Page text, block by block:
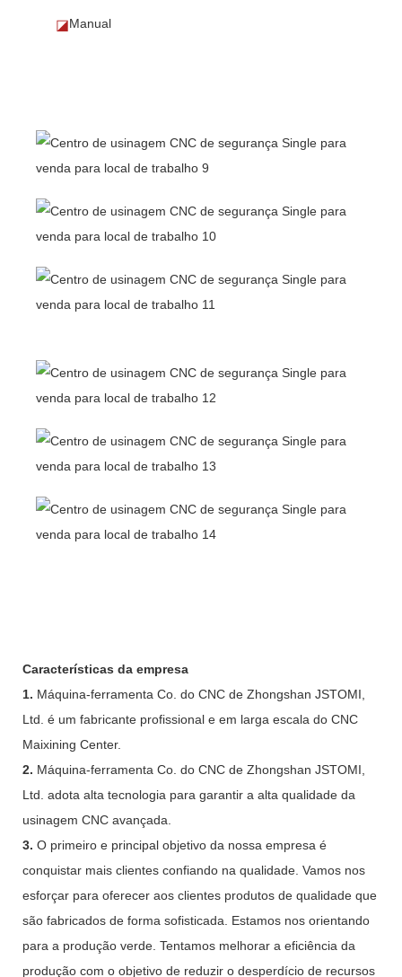
◪Manual
Características da empresa
1. Máquina-ferramenta Co. do CNC de Zhongshan JSTOMI,
Ltd. é um fabricante profissional e em larga escala do CNC
Maixining Center.
2. Máquina-ferramenta Co. do CNC de Zhongshan JSTOMI,
Ltd. adota alta tecnologia para garantir a alta qualidade da
usinagem CNC avançada.
3. O primeiro e principal objetivo da nossa empresa é
conquistar mais clientes confiando na qualidade. Vamos nos
esforçar para oferecer aos clientes produtos de qualidade que
são fabricados de forma sofisticada. Estamos nos orientando
para a produção verde. Tentamos melhorar a eficiência da
produção com o objetivo de reduzir o desperdício de recursos